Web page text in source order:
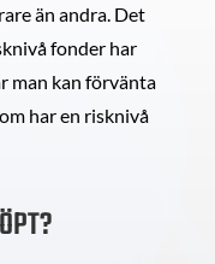
än andra. Det
fonder har
man kan förvänta
har en risknivå